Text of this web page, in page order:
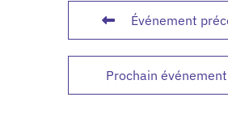
Événement
Prochain événement